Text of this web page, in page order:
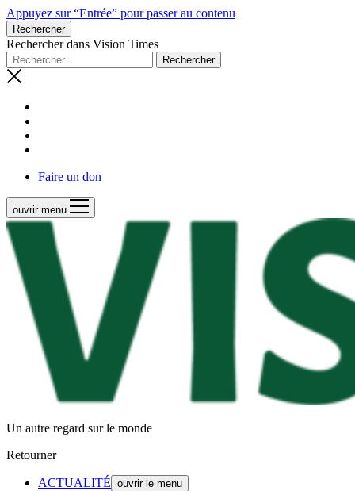
Appuyez sur “Entrée” pour passer au contenu
Rechercher
Rechercher dans Vision Times
Faire un don
ouvrir menu
Un autre regard sur le monde
Retourner
ACTUALITÉ ouvrir le menu